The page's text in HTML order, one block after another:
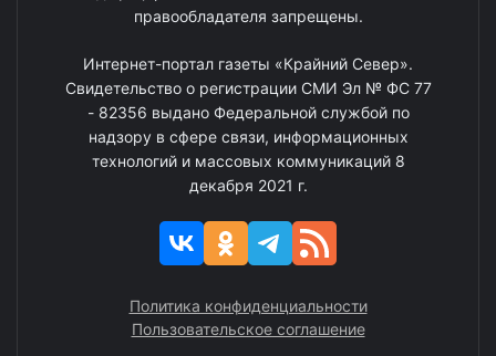
правообладателя запрещены.
Интернет-портал газеты «Крайний Север».
Свидетельство о регистрации СМИ Эл № ФС 77
- 82356 выдано Федеральной службой по
надзору в сфере связи, информационных
технологий и массовых коммуникаций 8
декабря 2021 г.
Политика конфиденциальности
Пользовательское соглашение